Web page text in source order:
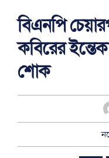
বিএনপি
কবিরের
শোক